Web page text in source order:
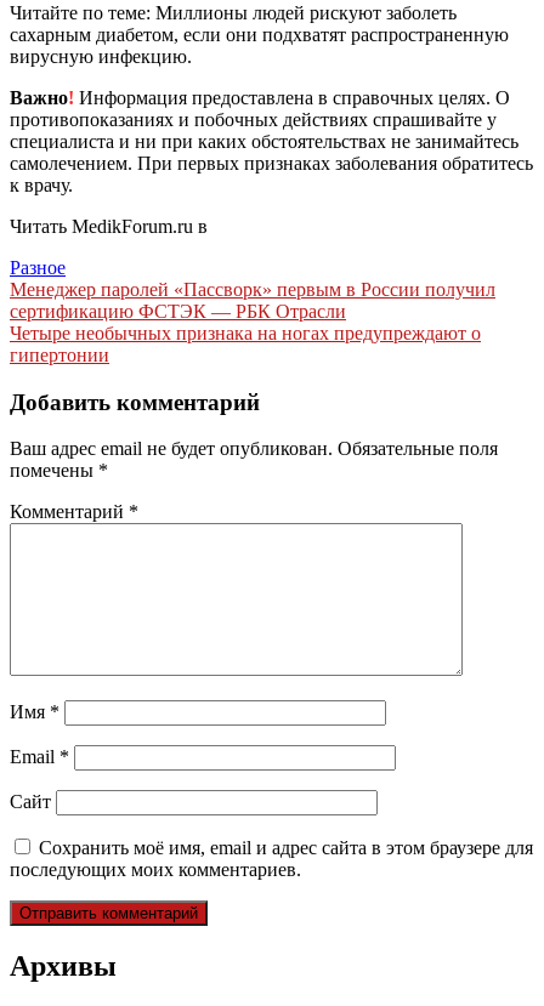
Читайте по теме: Миллионы людей рискуют заболеть
сахарным диабетом, если они подхватят распространенную
вирусную инфекцию.
Важно! Информация предоставлена в справочных целях. О
противопоказаниях и побочных действиях спрашивайте у
специалиста и ни при каких обстоятельствах не занимайтесь
самолечением. При первых признаках заболевания обратитесь
к врачу.
Читать MedikForum.ru в
Разное
Навигация
по
записям
Менеджер паролей «Пассворк» первым в России получил
сертификацию ФСТЭК — РБК Отрасли
Четыре необычных признака на ногах предупреждают о
гипертонии
Добавить комментарий
Ваш адрес email не будет опубликован. Обязательные поля
помечены *
Комментарий *
Имя *
Email *
Сайт
Сохранить моё имя, email и адрес сайта в этом браузере для
последующих моих комментариев.
Архивы